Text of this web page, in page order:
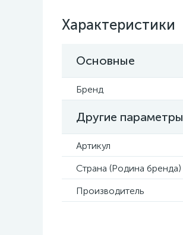
Характеристики
Основные
Бренд
Другие параметры
Артикул
Страна (Родина бренда)
Производитель